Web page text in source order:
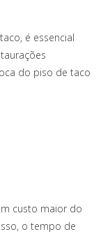
é essencial
do piso de taco
custo maior do
o tempo de